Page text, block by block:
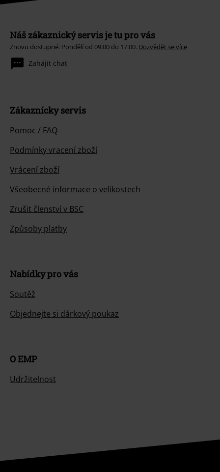
Náš zákaznický servis je tu pro vás
Znovu dostupné: Pondělí od 09:00 do 17:00. Dozvědět se více
Zahájit chat
Zákaznícky servis
Pomoc / FAQ
Podmínky vracení zboží
Vrácení zboží
Všeobecné informace o velikostech
Zrušit členství v BSC
Způsoby platby
Nabídky pro vás
Soutěž
Objednejte si dárkový poukaz
O EMP
Udržitelnost